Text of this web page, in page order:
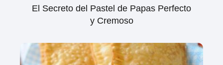
El Secreto del Pastel de Papas Perfecto
y Cremoso